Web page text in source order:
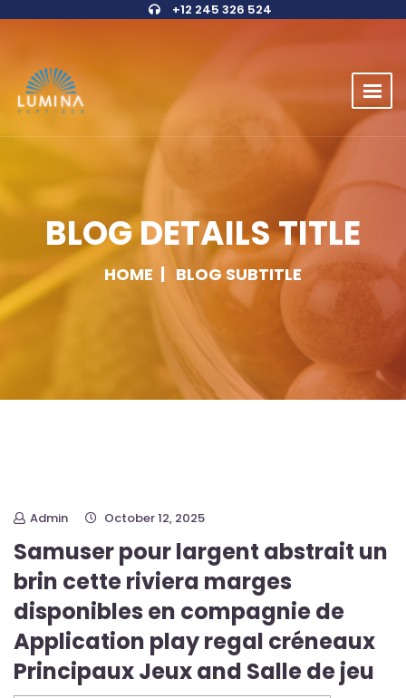
+12 245 326 524
BLOG DETAILS TITLE
HOME BLOG SUBTITLE
Admin October 12, 2025
Samuser pour largent abstrait un
brin cette riviera marges
disponibles en compagnie de
Application play regal créneaux
Principaux Jeux and Salle de jeu